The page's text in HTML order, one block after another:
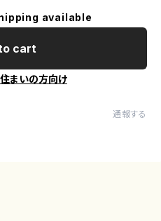
available
cart
まいの方向け
通報する